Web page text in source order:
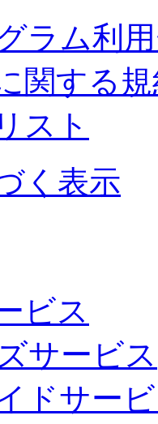
ラム利
関する
スト
く表示
ビス
サービス
ドサー